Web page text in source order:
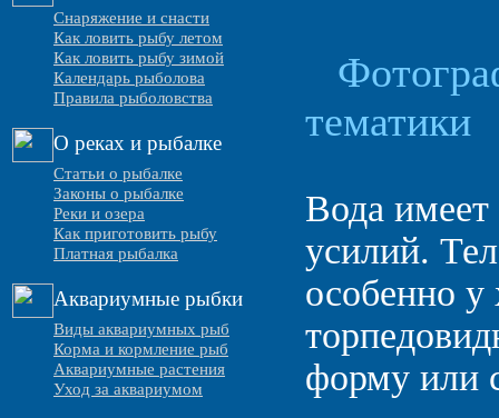
Снаряжение и снасти
Как ловить рыбу летом
Как ловить рыбу зимой
Календарь рыболова
Правила рыболовства
О реках и рыбалке
Статьи о рыбалке
Законы о рыбалке
Реки и озера
Как приготовить рыбу
Платная рыбалка
Аквариумные рыбки
Виды аквариумных рыб
Корма и кормление рыб
Аквариумные растения
Уход за аквариумом
тематики
Вода
усилий.
особенно
форму или